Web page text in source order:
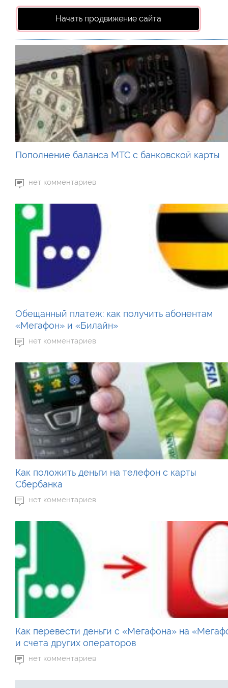
Начать продвижение сайта
Пополнение баланса МТС с банковской карты
нет комментариев
Обещанный платеж: как получить абонентам
«Мегафон» и «Билайн»
нет комментариев
Как положить деньги на телефон с карты
Сбербанка
нет комментариев
Как перевести деньги с «Мегафона» на
и счета других операторов
нет комментариев